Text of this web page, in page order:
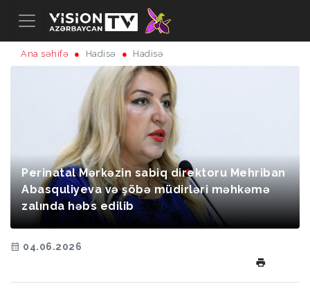
Ana səhifə Hadisə Hadisə
Perinatal Mərkəzin sabiq direktoru Mehriban
Abasquliyeva və şöbə müdirləri məhkəmə
zalında həbs edilib
04.06.2026